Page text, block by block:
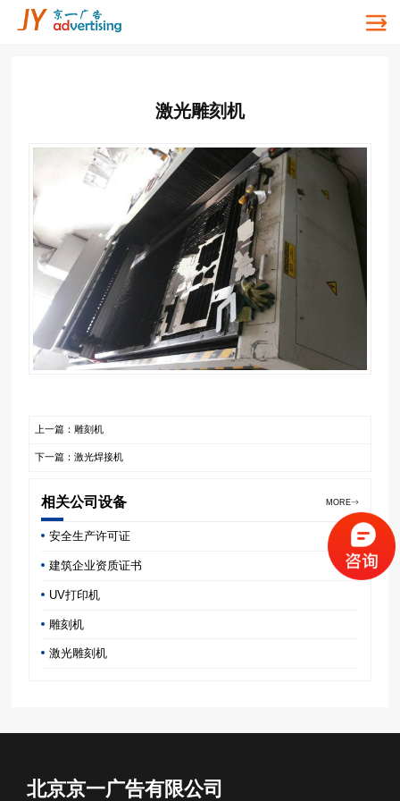
激光雕刻机
上一篇：雕刻机
下一篇：激光焊接机
相关公司设备 MORE
安全生产许可证
建筑企业资质证书
UV打印机
雕刻机
激光雕刻机
北京京一广告有限公司